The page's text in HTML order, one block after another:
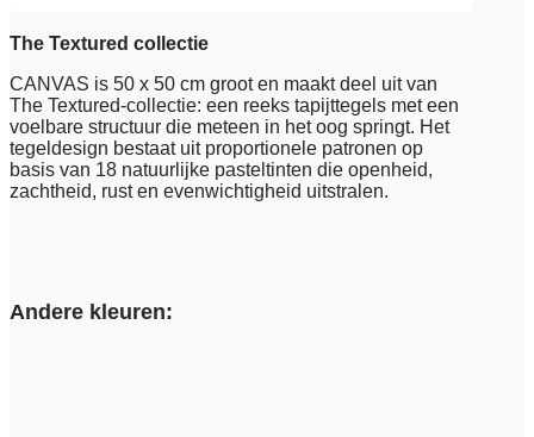
The Textured collectie
CANVAS is 50 x 50 cm groot en maakt deel uit van
The Textured-collectie: een reeks tapijttegels met een
voelbare structuur die meteen in het oog springt. Het
tegeldesign bestaat uit proportionele patronen op
basis van 18 natuurlijke pasteltinten die openheid,
zachtheid, rust en evenwichtigheid uitstralen.
Andere kleuren: